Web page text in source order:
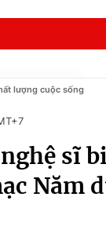
trí
lượng cuộc sống
sĩ
Năm